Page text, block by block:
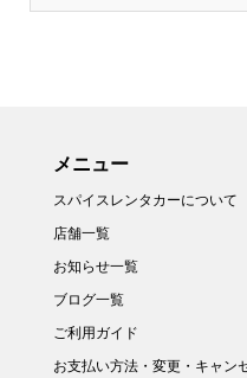
メニュー
スパイスレンタカーについて
店舗一覧
お知らせ一覧
ブログ一覧
ご利用ガイド
お支払い方法・変更・キャン